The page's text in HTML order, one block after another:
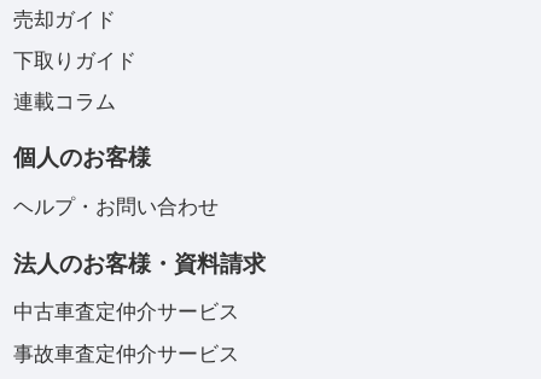
売却ガイド
下取りガイド
連載コラム
個人のお客様
ヘルプ・お問い合わせ
法人のお客様・資料請求
中古車査定仲介サービス
事故車査定仲介サービス